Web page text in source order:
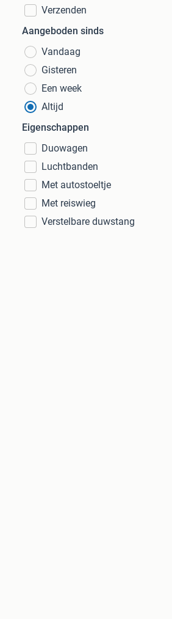
Verzenden
Aangeboden sinds
Vandaag
Gisteren
Een week
Altijd
Eigenschappen
Duowagen
Luchtbanden
Met autostoeltje
Met reiswieg
Verstelbare duwstang